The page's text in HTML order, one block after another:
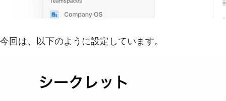
今回は、以下のように設定しています。